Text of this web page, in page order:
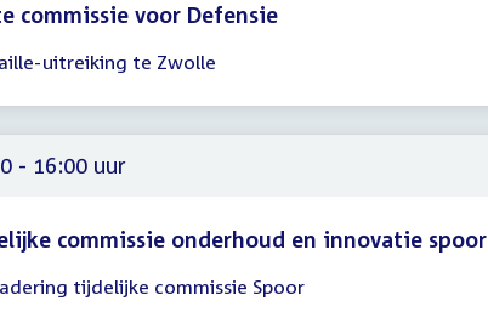
commissie voor Defensie
uitreiking te Zwolle
- 16:00 uur
commissie onderhoud en innovatie spoor
tijdelijke commissie Spoor